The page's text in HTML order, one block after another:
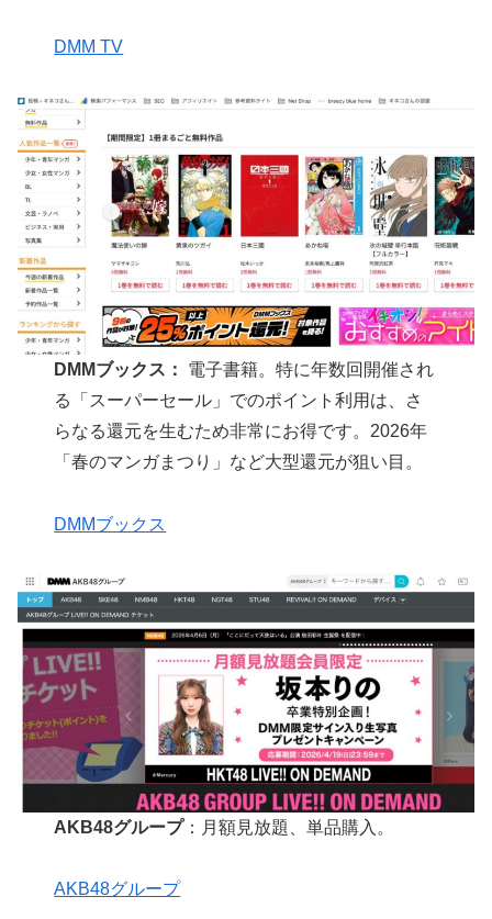
DMM TV
DMMブックス：
電子書籍。特に年数回開催され
る「スーパーセール」でのポイント利用は、さ
らなる還元を生むため非常にお得です。2026年
「春のマンガまつり」など大型還元が狙い目。
DMMブックス
AKB48グループ：月額見放題、単品購入。
AKB48グループ